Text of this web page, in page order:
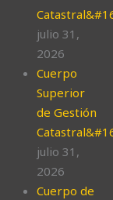
julio 31,
2026
Cuerpo
Superior
de Gestión
julio 31,
2026
Cuerpo de